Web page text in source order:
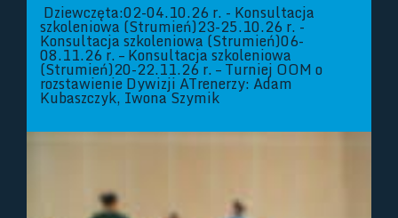
Dziewczęta:02-04.10.26 r. - Konsultacja
szkoleniowa (Strumień)23-25.10.26 r. -
Konsultacja szkoleniowa (Strumień)06-
08.11.26 r. – Konsultacja szkoleniowa
(Strumień)20-22.11.26 r. – Turniej OOM o
rozstawienie Dywizji ATrenerzy: Adam
Kubaszczyk, Iwona Szymik